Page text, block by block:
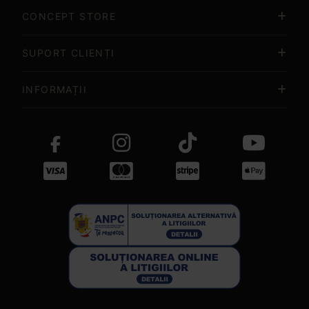
CONCEPT STORE
SUPORT CLIENȚI
INFORMAȚII